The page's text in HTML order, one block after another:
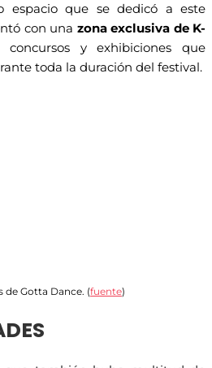
espacio que se dedicó a este
con una zona exclusiva de K-
y exhibiciones que
toda la duración del festival.
de Gotta Dance. (fuente)